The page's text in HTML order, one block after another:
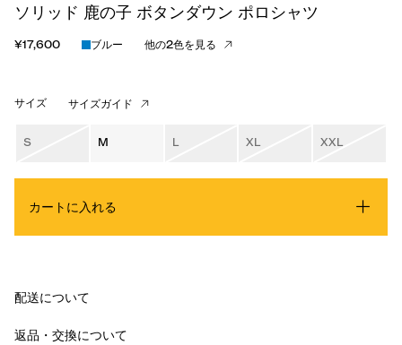
ソリッド 鹿の子 ボタンダウン ポロシャツ
¥17,600 ブルー 他の2色を見る
サイズ サイズガイド
S M L XL XXL
カートに入れる
配送について
返品・交換について